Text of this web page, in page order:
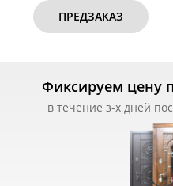
ПРЕДЗАКАЗ
Фиксируем цену
в течение з-х дней